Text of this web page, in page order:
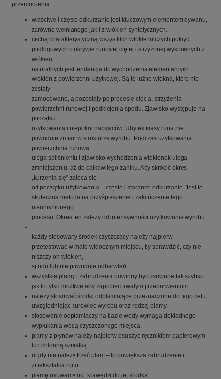
przemoczenia
właściwe i częste odkurzanie jest kluczowym elementem dywanu,
zarówno wełnianego jak i z włókien syntetycznych.
cechą charakterystyczną wszystkich włókienniczych pokryć
podłogowych o okrywie runowej ciętej i strzyżonej wykonanych z
włókien
naturalnych jest tendencja do wychodzenia elementarnych
włókien z powierzchni użytkowej. Są to luźne włókna, które nie
zostały
zamocowane, a pozostały po procesie cięcia, strzyżenia
powierzchni runowej i podklejenia spodu. Zjawisko występuje na
początku
użytkowania i niepokoi nabywców. Ubytek masy runa nie
powoduje zmian w strukturze wyrobu. Podczas użytkowania
powierzchnia runowa
ulega spilśnieniu i zjawisko wychodzenia włókienek ulega
zmniejszeniu, aż do całkowitego zaniku. Aby skrócić okres
„kurzenia się” zaleca się
od początku użytkowania – częste i staranne odkurzanie. Jest to
skuteczna metoda na przyśpieszenie i zakończenie tego
nieuniknionego
procesu. Okres ten zależy od intensywności użytkowania wyrobu.
każdy stosowany środek czyszczący należy najpierw
przetestować w mało widocznym miejscu, by sprawdzić, czy nie
niszczy on włókien,
spodu lub nie powoduje odbarwień.
wszystkie plamy i zabrudzenia powinny być usuwane tak szybko
jak to tylko możliwe aby zapobiec trwałym przebarwieniom.
należy stosować środki odplamiające przeznaczone do tego celu,
uwzględniając surowiec wyrobu oraz rodzaj plamy.
stosowanie odplamiaczy na bazie wody wymaga dokładnego
wypłukania wodą czyszczonego miejsca.
plamy z płynów należy najpierw osuszyć ręcznikiem papierowym
lub chłonną szmatką.
nigdy nie należy trzeć plam – to powiększa zabrudzenie i
zniekształca runo.
plamę usuwamy od „krawędzi do jej środka”